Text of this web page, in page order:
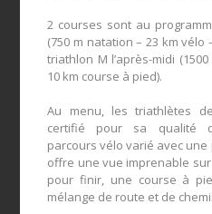
2 courses sont au
(750 m natation – 23 km
triathlon M l’après-midi
10 km course à pied).
Au menu, les triathlètes
certifié pour sa qualité
parcours vélo varié avec
offre une vue imprenable sur
pour finir, une course à
mélange de route et de